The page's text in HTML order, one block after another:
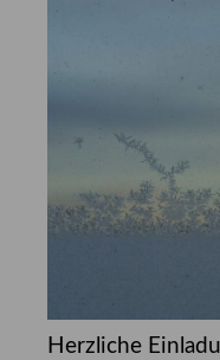
Herzliche